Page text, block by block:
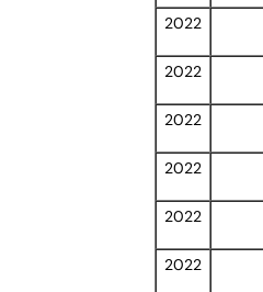
2022
2022
2022
2022
2022
2022